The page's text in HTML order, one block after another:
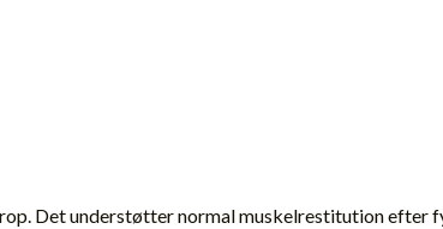
Det understøtter normal muskelrestitution